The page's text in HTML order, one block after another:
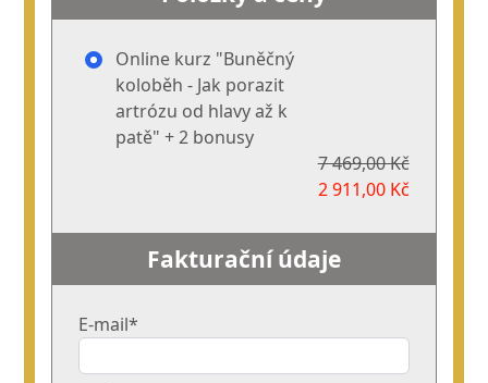
Online kurz "Buněčný
koloběh - Jak porazit
artrózu od hlavy až k
patě" + 2 bonusy
7 469,00 Kč
2 911,00 Kč
Fakturační údaje
E-mail*